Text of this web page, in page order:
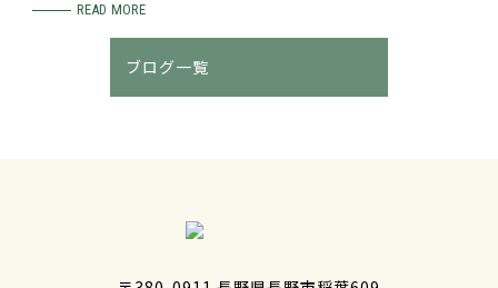
READ MORE
ブログ一覧